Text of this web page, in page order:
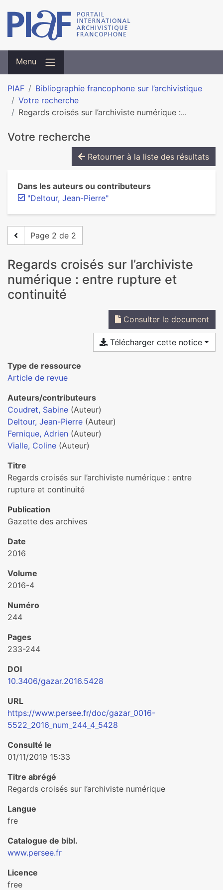
Menu
PIAF
Bibliographie francophone sur l’archivistique
Votre recherche
Regards croisés sur l’archiviste numérique :...
Votre recherche
Retourner à la liste des résultats
Dans les auteurs ou contributeurs
"Deltour, Jean-Pierre"
Page 2 de 2
Regards croisés sur l’archiviste
numérique : entre rupture et
continuité
Consulter le document
Télécharger cette notice
Type de ressource
Article de revue
Auteurs/contributeurs
Coudret, Sabine (Auteur)
Deltour, Jean-Pierre (Auteur)
Fernique, Adrien (Auteur)
Vialle, Coline (Auteur)
Titre
Regards croisés sur l’archiviste numérique : entre
rupture et continuité
Publication
Gazette des archives
Date
2016
Volume
2016-4
Numéro
244
Pages
233-244
DOI
10.3406/gazar.2016.5428
URL
https://www.persee.fr/doc/gazar_0016-
5522_2016_num_244_4_5428
Consulté le
01/11/2019 15:33
Titre abrégé
Regards croisés sur l’archiviste numérique
Langue
fre
Catalogue de bibl.
www.persee.fr
Licence
free